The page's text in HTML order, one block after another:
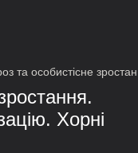
та особистісне
Хорні